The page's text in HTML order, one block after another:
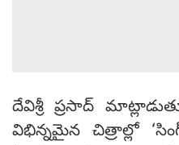
దేవిశ్రీ ప్రసాద్
విభిన్నమైన చిత్రాల్లో